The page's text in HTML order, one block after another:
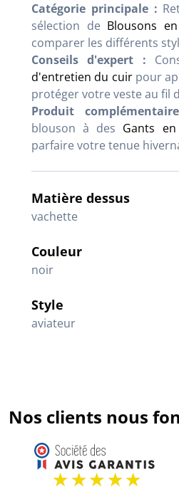
Catégorie principale :
sélection de Blousons
comparer les différents
Conseils d'expert :
d'entretien du cuirpour
protéger votre veste au fil
Produit
blouson à des Gants
parfaire votre tenue
Matière dessus
vachette
Couleur
noir
Style
aviateur
Nos clients nous